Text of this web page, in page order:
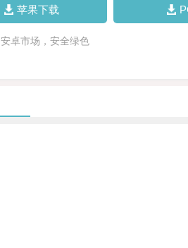
苹果下载
安卓市场，安全绿色